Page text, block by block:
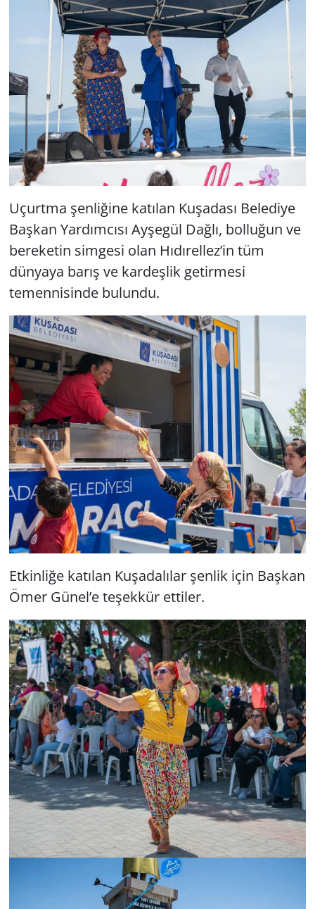
Uçurtma şenliğine katılan Kuşadası Belediye
Başkan Yardımcısı Ayşegül Dağlı, bolluğun ve
bereketin simgesi olan Hıdırellez’in tüm
dünyaya barış ve kardeşlik getirmesi
temennisinde bulundu.
Etkinliğe katılan Kuşadalılar şenlik için Başkan
Ömer Günel’e teşekkür ettiler.